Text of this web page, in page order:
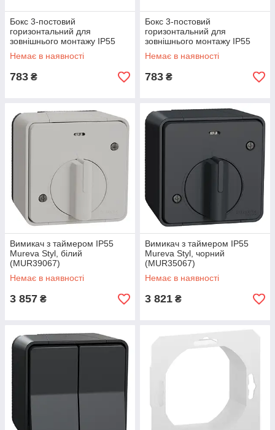
Бокс 3-постовий
горизонтальний для
зовнішнього монтажу IP55
Mureva Styl, білий
(MUR39913)
Немає в наявності
783 ₴
Бокс 3-постовий
горизонтальний для
зовнішнього монтажу IP55
Mureva Styl, чорний
(MUR37713)
Немає в наявності
783 ₴
Вимикач з таймером IP55
Mureva Styl, білий
(MUR39067)
Немає в наявності
3 857 ₴
Вимикач з таймером IP55
Mureva Styl, чорний
(MUR35067)
Немає в наявності
3 821 ₴